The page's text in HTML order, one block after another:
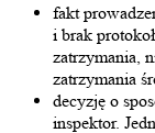
fakt
i brak
zatrzymania,
zatrzymania
decyzję o
inspektor.